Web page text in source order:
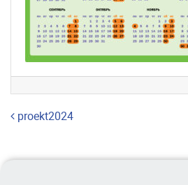
Навигация по
proekt2024